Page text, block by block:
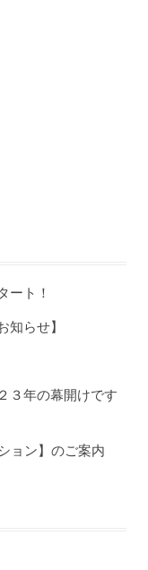
ート！
知らせ】
３年の幕開けです
ョン】のご案内